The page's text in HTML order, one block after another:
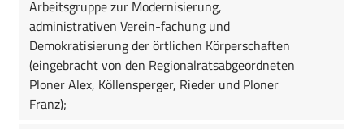
Arbeitsgruppe zur Modernisierung,
administrativen Verein-fachung und
Demokratisierung der örtlichen Körperschaften
(eingebracht von den Regionalratsabgeordneten
Ploner Alex, Köllensperger, Rieder und Ploner
Franz);